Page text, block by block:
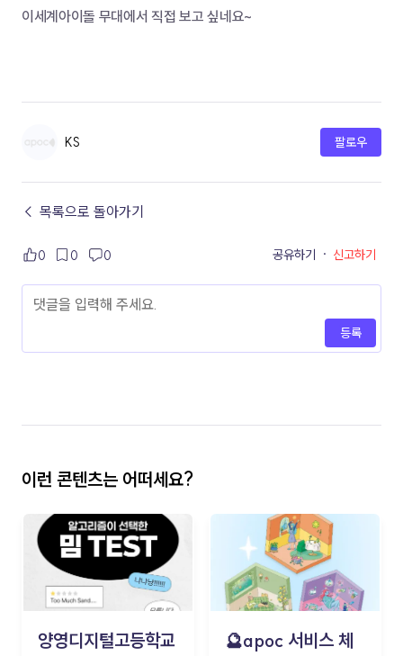
이세계아이돌 무대에서 직접 보고 싶네요~
KS 팔로우
← 목록으로 돌아가기
0 0 0 공유하기 · 신고하기
등록
이런 콘텐츠는 어떠세요?
양영디지털고등학교
🔮apoc 서비스 체